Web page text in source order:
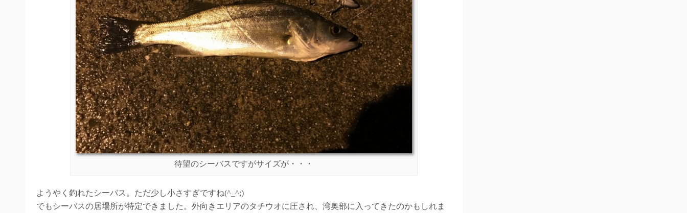
待望のシーバスですがサイズが・・・
ようやく釣れたシーバス。ただ少し小さすぎですね(^_^;)
でもシーバスの居場所が特定できました。外向きエリアのタチウオに圧され、湾奥部に入ってきたのかもしれま